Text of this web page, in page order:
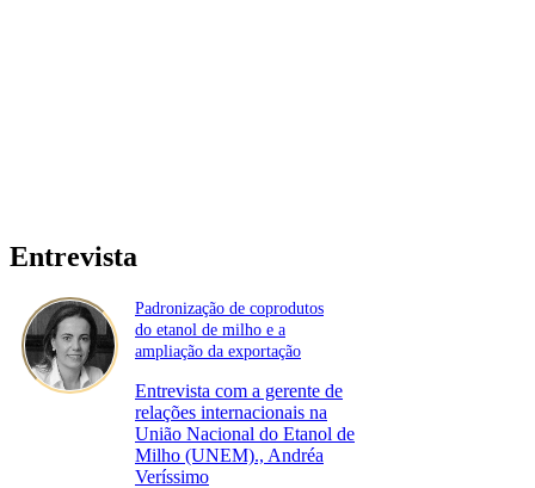
Entrevista
Padronização de coprodutos
do etanol de milho e a
ampliação da exportação
Entrevista com a gerente de
relações internacionais na
União Nacional do Etanol de
Milho (UNEM)., Andréa
Veríssimo